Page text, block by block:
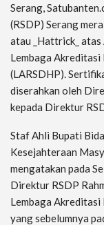
Serang,
(RSDP) Serang
atau _Hattrick_
Lembaga Akreditasi
(LARSDHP).
diserahkan oleh
kepada Direktur
Staf Ahli Bupati
Kesejahteraan
mengatakan pada
Direktur RSDP
Lembaga Akreditasi
yang sebelumnya